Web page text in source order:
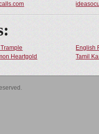
English
Heartgold Tamil